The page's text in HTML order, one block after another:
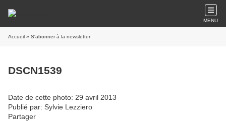
MENU
Accueil » S'abonner à la newsletter
DSCN1539
Date de cette photo: 29 avril 2013
Publié par: Sylvie Lezziero
Partager